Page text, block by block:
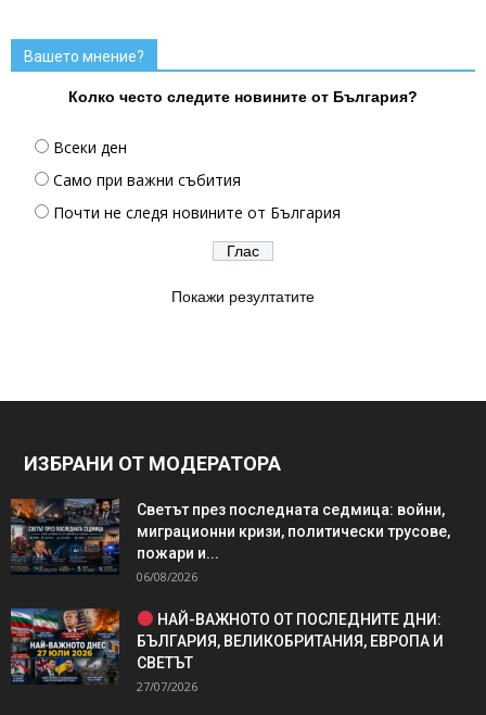
Вашето мнение?
Колко често следите новините от България?
Всеки ден
Само при важни събития
Почти не следя новините от България
Покажи резултатите
ИЗБРАНИ ОТ МОДЕРАТОРА
Светът през последната седмица: войни,
миграционни кризи, политически трусове,
пожари и...
06/08/2026
НАЙ-ВАЖНОТО ОТ ПОСЛЕДНИТЕ ДНИ:
БЪЛГАРИЯ, ВЕЛИКОБРИТАНИЯ, ЕВРОПА И
СВЕТЪТ
27/07/2026